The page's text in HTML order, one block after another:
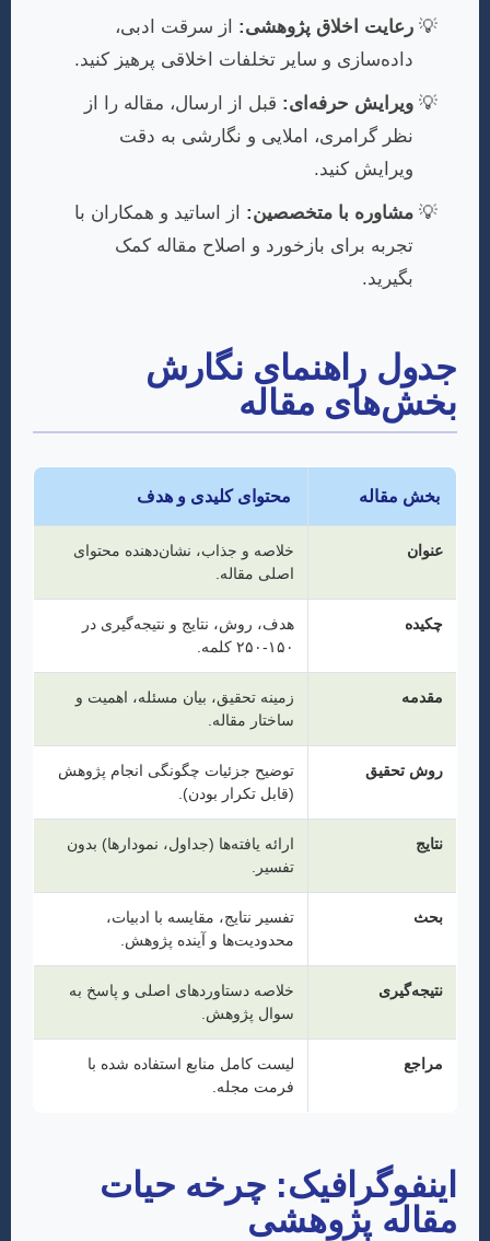
رعایت اخلاق پژوهشی: از سرقت ادبی،
داده‌سازی و سایر تخلفات اخلاقی پرهیز کنید.
ویرایش حرفه‌ای: قبل از ارسال، مقاله را از
نظر گرامری، املایی و نگارشی به دقت
ویرایش کنید.
مشاوره با متخصصین: از اساتید و همکاران با
تجربه برای بازخورد و اصلاح مقاله کمک
بگیرید.
جدول راهنمای نگارش
بخش‌های مقاله
بخش مقاله محتوای کلیدی و هدف
عنوان
خلاصه و جذاب، نشان‌دهنده محتوای
اصلی مقاله.
چکیده
هدف، روش، نتایج و نتیجه‌گیری در
۱۵۰-۲۵۰ کلمه.
مقدمه
زمینه تحقیق، بیان مسئله، اهمیت و
ساختار مقاله.
روش تحقیق
توضیح جزئیات چگونگی انجام پژوهش
(قابل تکرار بودن).
نتایج
ارائه یافته‌ها (جداول، نمودارها) بدون
تفسیر.
بحث
تفسیر نتایج، مقایسه با ادبیات،
محدودیت‌ها و آینده پژوهش.
نتیجه‌گیری
خلاصه دستاوردهای اصلی و پاسخ به
سوال پژوهش.
مراجع
لیست کامل منابع استفاده شده با
فرمت مجله.
اینفوگرافیک: چرخه حیات
مقاله پژوهشی